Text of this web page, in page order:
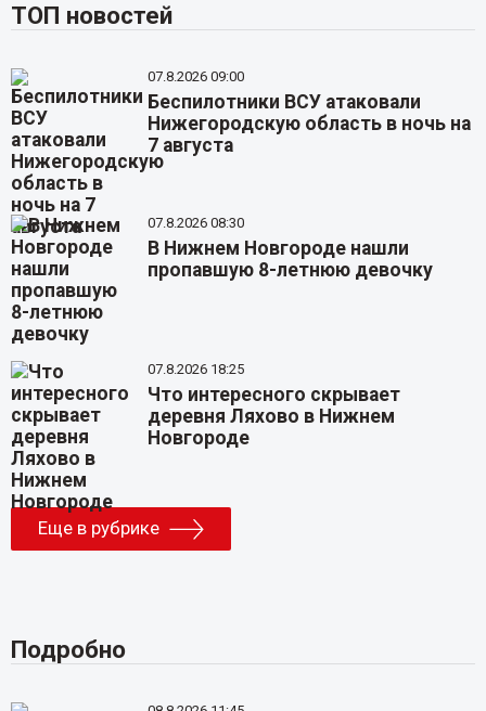
ТОП новостей
07.8.2026 09:00
Беспилотники ВСУ атаковали
Нижегородскую область в ночь на
7 августа
07.8.2026 08:30
В Нижнем Новгороде нашли
пропавшую 8-летнюю девочку
07.8.2026 18:25
Что интересного скрывает
деревня Ляхово в Нижнем
Новгороде
Еще в рубрике
Подробно